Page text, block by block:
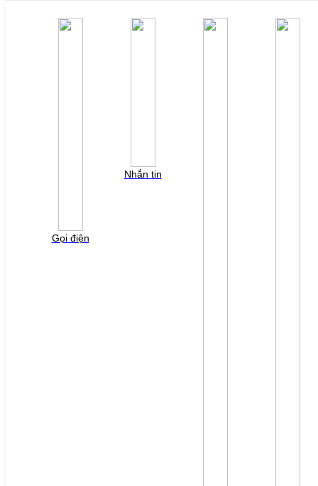
Phụ kiện PLC SH300/SH500
Phụ kiện biến tần Yaskawa
Gọi điện
Nhắn tin